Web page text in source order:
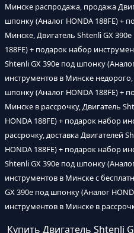
Минске распродажа, продажа
шпонку (Аналог HONDA 188FE) +
Минске, Двигатель Shtenli GX
188FE) + подарок набор
Shtenli GX 390е под шпонку
инструментов в Минске
шпонку (Аналог HONDA 188FE) +
Минске в рассрочку, Двигатель
HONDA 188FE) + подарок набор
рассрочку, доставка Двигателей
HONDA 188FE) + подарок набор
Shtenli GX 390е под шпонку
инструментов в Минске с
GX 390е под шпонку (Аналог
инструментов в Минске в
Купить Двигатель Shtenli